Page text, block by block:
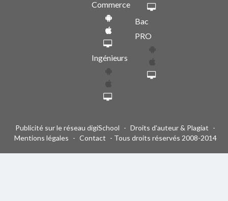
Commerce
Ingénieurs
Bac
PRO
Publicité sur le réseau digiSchool - Droits d'auteur & Plagiat -
Mentions légales - Contact - Tous droits réservés 2008-2014